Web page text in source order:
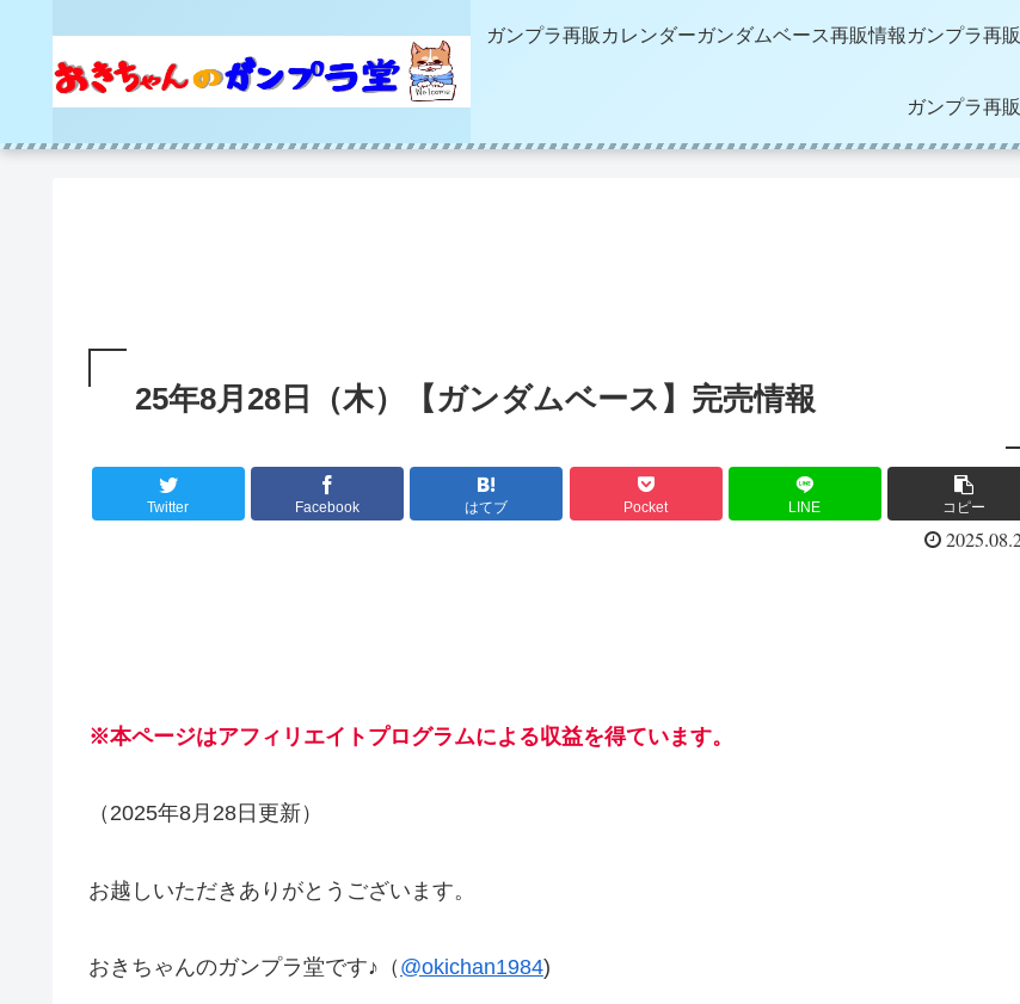
ガンプラ再販カレンダーガンダムベース再販情報 ガンプラ再
ガンプラ再
25年8月28日（木）【ガンダムベース】完売情報
Twitter Facebook はてブ Pocket LINE コピー
※本ページはアフィリエイトプログラムによる収益を得ています。
（2025年8月28日更新）
お越しいただきありがとうございます。
おきちゃんのガンプラ堂です♪（ @okichan1984)